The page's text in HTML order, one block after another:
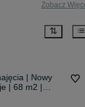
Zobacz
| Nowy
| 68 m2 |